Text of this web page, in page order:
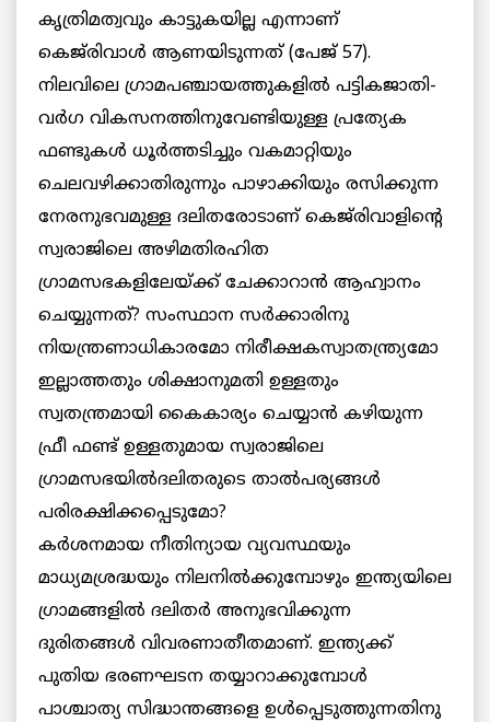
കൃത്രിമത്വവും കാട്ടുകയില്ല എന്നാണ്
കെജ്‌രിവാള്‍ ആണയിടുന്നത് (പേജ് 57).
നിലവിലെ ഗ്രാമപഞ്ചായത്തുകളില്‍ പട്ടികജാതി-
വര്‍ഗ വികസനത്തിനുവേണ്ടിയുള്ള പ്രത്യേക
ഫണ്ടുകള്‍ ധൂര്‍ത്തടിച്ചും വകമാറ്റിയും
ചെലവഴിക്കാതിരുന്നും പാഴാക്കിയും രസിക്കുന്ന
നേരനുഭവമുള്ള ദലിതരോടാണ് കെജ്‌രിവാളിന്റെ
സ്വരാജിലെ അഴിമതിരഹിത
ഗ്രാമസഭകളിലേയ്ക്ക് ചേക്കാറാന്‍ ആഹ്വാനം
ചെയ്യുന്നത്? സംസ്ഥാന സര്‍ക്കാരിനു
നിയന്ത്രണാധികാരമോ നിരീക്ഷകസ്വാതന്ത്ര്യമോ
ഇല്ലാത്തതും ശിക്ഷാനുമതി ഉള്ളതും
സ്വതന്ത്രമായി കൈകാര്യം ചെയ്യാന്‍ കഴിയുന്ന
ഫ്രീ ഫണ്ട് ഉള്ളതുമായ സ്വരാജിലെ
ഗ്രാമസഭയില്‍ദലിതരുടെ താല്‍പര്യങ്ങള്‍
പരിരക്ഷിക്കപ്പെടുമോ?
കര്‍ശനമായ നീതിന്യായ വ്യവസ്ഥയും
മാധ്യമശ്രദ്ധയും നിലനില്‍ക്കുമ്പോഴും ഇന്ത്യയിലെ
ഗ്രാമങ്ങളില്‍ ദലിതര്‍ അനുഭവിക്കുന്ന
ദുരിതങ്ങള്‍ വിവരണാതീതമാണ്. ഇന്ത്യക്ക്
പുതിയ ഭരണഘടന തയ്യാറാക്കുമ്പോള്‍
പാശ്ചാത്യ സിദ്ധാന്തങ്ങളെ ഉള്‍പ്പെടുത്തുന്നതിനു